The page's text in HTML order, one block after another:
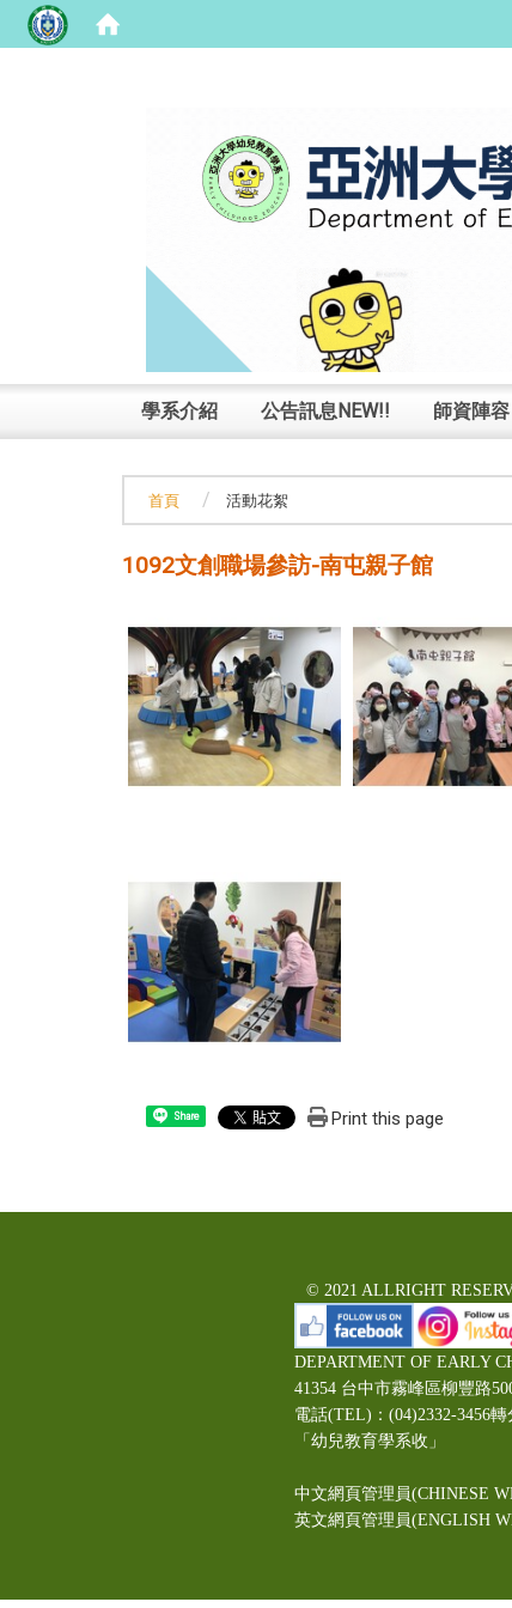
學系介紹 公告訊息NEW!! 師資陣容
首頁 活動花絮
1092文創職場參訪-南屯親子館
Share Print this page
© 2021 ALLRIGHT
DEPARTMENT OF EARLY
41354 台中市霧峰區柳豐
電話(TEL)：(04)2332-3456
「幼兒教育學系收」
中文網頁管理員(CHINESE
英文網頁管理員(ENGLISH